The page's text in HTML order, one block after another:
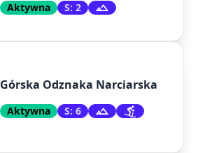
Aktywna S: 2
Górska Odznaka Narciarska
Aktywna S: 6